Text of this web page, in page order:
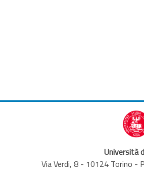
Università
Via Verdi, 8 - 10124 Torino -